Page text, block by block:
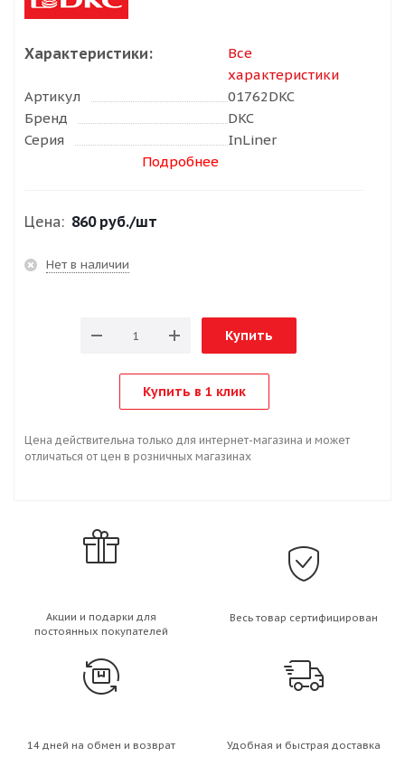
Характеристики:
Все
характеристики
Артикул
01762DKC
Бренд
DKC
Серия
InLiner
Подробнее
Цена: 860 руб./шт
Нет в наличии
Купить
Купить в 1 клик
Цена действительна только для интернет-магазина и может
отличаться от цен в розничных магазинах
Акции и подарки для
постоянных покупателей
Весь товар сертифицирован
14 дней на обмен и возврат Удобная и быстрая доставка